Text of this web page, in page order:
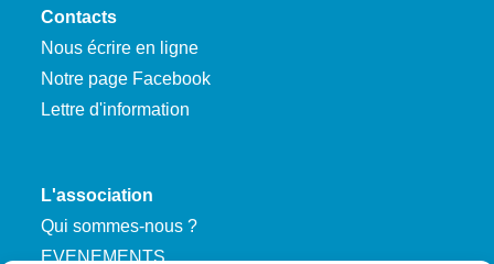
Contacts
Nous écrire en ligne
Notre page Facebook
Lettre d'information
L'association
Qui sommes-nous ?
EVENEMENTS